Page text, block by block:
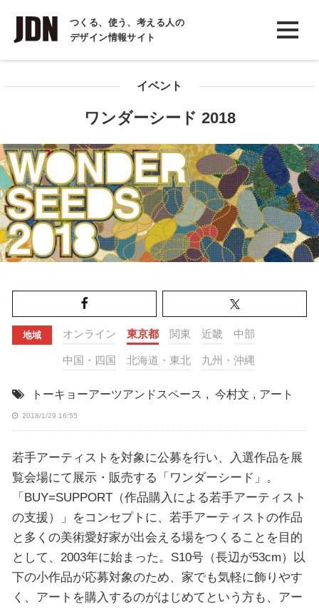
つくる、使う、考える人の
デザイン情報サイト
INTERVIEW
インタビュー
コラム
イベント
ワンダーシード 2018
地域 オンライン 東京都 関東 近畿 中部
中国・四国 北海道・東北 九州・沖縄
トーキョーアーツアンドスペース , 今村文 , アート
2018/1/29 16:55
若手アーティストを対象に公募を行い、入選作品を展
覧会場にて展示・販売する「ワンダーシード」。
「BUY=SUPPORT（作品購入による若手アーティスト
の支援）」をコンセプトに、若手アーティストの作品
と多くの美術愛好家が出会える場をつくることを目的
として、2003年に始まった。S10号（長辺が53cm）以
下の小作品が応募対象のため、家でも気軽に飾りやす
く、アートを購入するのがはじめてという方も、アー